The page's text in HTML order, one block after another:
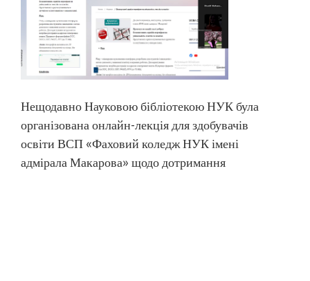
Нещодавно Науковою бібліотекою НУК була
організована онлайн-лекція для здобувачів
освіти ВСП «Фаховий коледж НУК імені
адмірала Макарова» щодо дотримання